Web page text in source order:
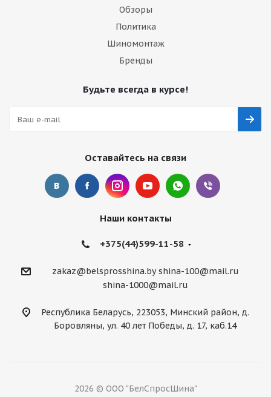
Обзоры
Политика
Шиномонтаж
Бренды
Будьте всегда в курсе!
Оставайтесь на связи
Наши контакты
+375(44)599-11-58
zakaz@belsprosshina.by shina-100@mail.ru
shina-1000@mail.ru
Республика Беларусь, 223053, Минский район, д.
Боровляны, ул. 40 лет Победы, д. 17, каб.14
2026 © ООО "БелСпросШина"